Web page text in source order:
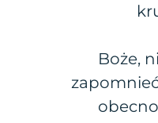
Boże,